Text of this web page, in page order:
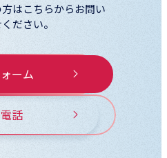
はこちらからお問い
ださい。
ーム
電話